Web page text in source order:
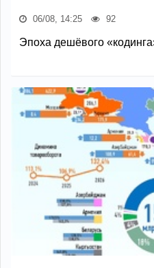
06/08, 14:25 92
Эпоха дешёвого